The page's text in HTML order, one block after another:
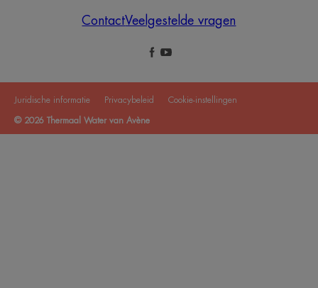
ContactVeelgestelde vragen
Juridische informatie Privacybeleid Cookie-instellingen
© 2026 Thermaal Water van Avène